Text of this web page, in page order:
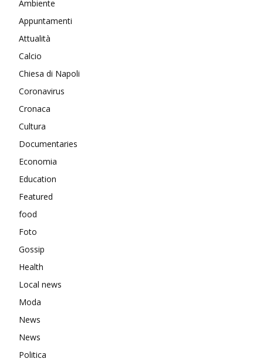
Ambiente
Appuntamenti
Attualità
Calcio
Chiesa di Napoli
Coronavirus
Cronaca
Cultura
Documentaries
Economia
Education
Featured
food
Foto
Gossip
Health
Local news
Moda
News
News
Politica